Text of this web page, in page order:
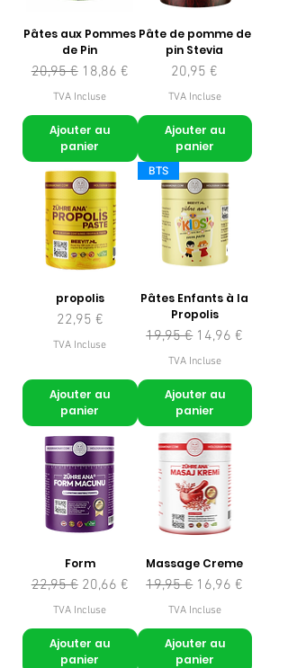
Pâtes aux Pommes
de Pin
Prix original
20,95 € Prix promotionnel
18,86 €
TVA Incluse
Ajouter au
panier
Pâte de pomme de
pin Stevia
Prix
20,95 €
TVA Incluse
Ajouter au
panier
propolis
Prix
22,95 €
TVA Incluse
Ajouter au
panier
BTS
Pâtes Enfants à la
Propolis
Prix original
19,95 € Prix
14,96 €
TVA Incluse
Ajouter au
panier
Form
Prix original
22,95 € Prix promotionnel
20,66 €
TVA Incluse
Ajouter au
panier
Massage Creme
Prix original
19,95 € Prix
16,96 €
TVA Incluse
Ajouter au
panier